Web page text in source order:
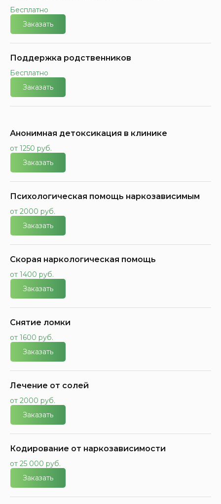
Бесплатно
Заказать
Поддержка родственников
Бесплатно
Заказать
Анонимная детоксикация в клинике
от 1250 руб.
Заказать
Психологическая помощь наркозависимым
от 2000 руб.
Заказать
Скорая наркологическая помощь
от 1400 руб.
Заказать
Снятие ломки
от 1600 руб.
Заказать
Лечение от солей
от 2000 руб.
Заказать
Кодирование от наркозависимости
от 25 000 руб.
Заказать